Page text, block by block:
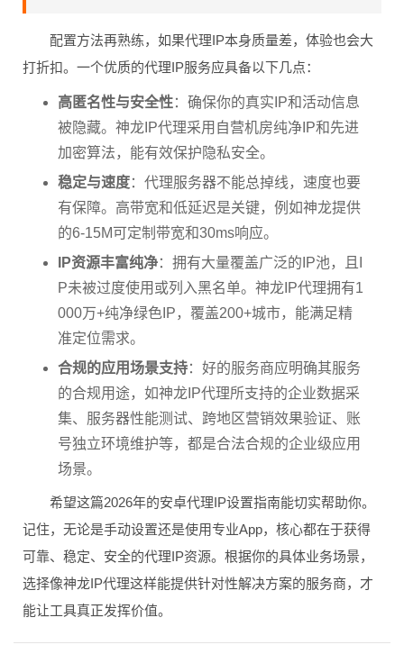
配置方法再熟练，如果代理IP本身质量差，体验也会大
打折扣。一个优质的代理IP服务应具备以下几点：
高匿名性与安全性：确保你的真实IP和活动信息
被隐藏。神龙IP代理采用自营机房纯净IP和先进
加密算法，能有效保护隐私安全。
稳定与速度：代理服务器不能总掉线，速度也要
有保障。高带宽和低延迟是关键，例如神龙提供
的6-15M可定制带宽和30ms响应。
IP资源丰富纯净：拥有大量覆盖广泛的IP池，且I
P未被过度使用或列入黑名单。神龙IP代理拥有1
000万+纯净绿色IP，覆盖200+城市，能满足精
准定位需求。
合规的应用场景支持：好的服务商应明确其服务
的合规用途，如神龙IP代理所支持的企业数据采
集、服务器性能测试、跨地区营销效果验证、账
号独立环境维护等，都是合法合规的企业级应用
场景。
希望这篇2026年的安卓代理IP设置指南能切实帮助你。
记住，无论是手动设置还是使用专业App，核心都在于获得
可靠、稳定、安全的代理IP资源。根据你的具体业务场景，
选择像神龙IP代理这样能提供针对性解决方案的服务商，才
能让工具真正发挥价值。